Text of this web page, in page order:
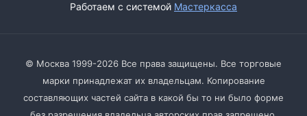
Работаем с системой Мастеркасса
© Москва 1999-2026 Все права защищены. Все торговые
марки принадлежат их владельцам. Копирование
составляющих частей сайта в какой бы то ни было форме